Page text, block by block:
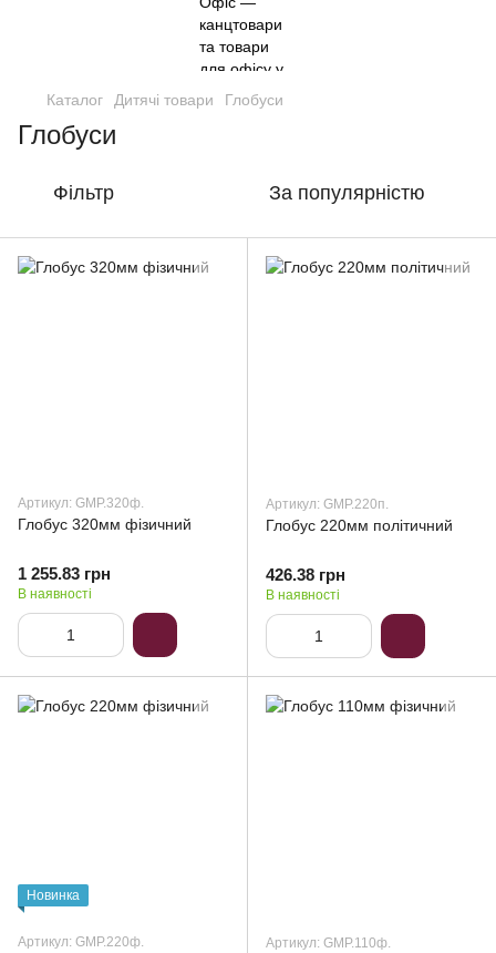
Каталог Дитячі товари Глобуси
Глобуси
Фільтр За популярністю
Артикул: GMP.320ф.
Глобус 320мм фізичний
1 255.83 грн
В наявності
Артикул: GMP.220п.
Глобус 220мм політичний
426.38 грн
В наявності
Новинка
Артикул: GMP.220ф. Артикул: GMP.110ф.